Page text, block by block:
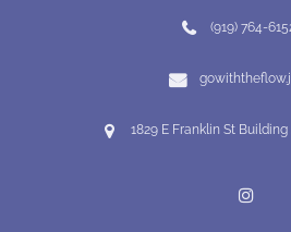
(919) 764-
1829 E Franklin St